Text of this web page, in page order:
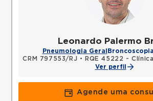
Leonardo Palermo
Pneumologia Geral Broncoscopia
CRM 797553/RJ • RQE 45222 -
Ver perfil
Agende uma